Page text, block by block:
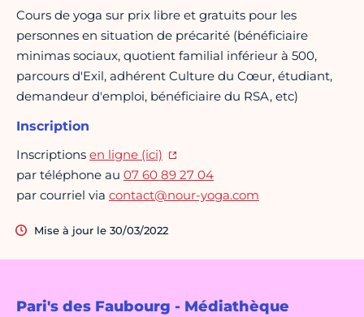
Pari's des Faubourg - Médiathèque
Cours de yoga sur prix libre et gratuits pour les
personnes en situation de précarité (bénéficiaire
minimas sociaux, quotient familial inférieur à 500,
parcours d'Exil, adhérent Culture du Cœur, étudiant,
demandeur d'emploi, bénéficiaire du RSA, etc)
Inscription
Inscriptions en ligne (ici)
par téléphone au 07 60 89 27 04
par courriel via contact@nour-yoga.com
Mise à jour le 30/03/2022